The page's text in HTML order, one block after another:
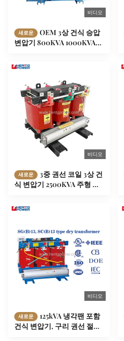
비디오
새로운
OEM 3상 건식 승압
변압기 800KVA 1000KVA
비디오
새로운
3중 권선 코일 3상 건
식 변압기 2500KVA 주형 수
비디오
새로운
125kVA 냉각팬 포함
건식 변압기, 구리 권선 절연